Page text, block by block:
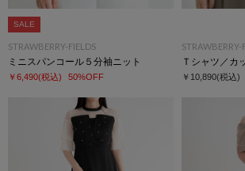
SALE
STRAWBERRY-FIELDS
ミニスパンコール５分袖ニット
￥6,490(税込) 50%OFF
STRAWBERRY-
Ｔシャツ／カ
￥10,890(税込)